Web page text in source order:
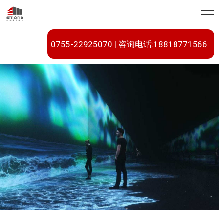
0755-22925070 | 咨询电话:18818771566